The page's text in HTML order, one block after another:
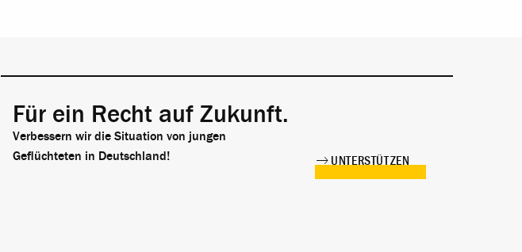
Für ein Recht auf Zukunft.
Verbessern wir die Situation von jungen
Geflüchteten in Deutschland!
UNTERSTÜTZEN